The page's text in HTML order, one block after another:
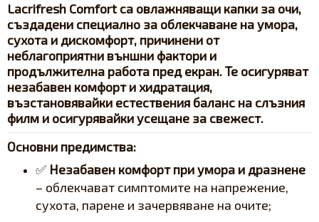
Lacrifresh Comfortса овлажняващи капки за очи,
създадени специално за облекчаване наумора,
сухота и дискомфорт, причинени от
неблагоприятни външни фактори и
продължителна работа пред екран. Те осигуряват
незабавен комфорт и хидратация,
възстановявайки естествения баланс на слъзния
филм и осигурявайки усещане за свежест.
Основни предимства:
✅ Незабавен комфорт при умора и дразнене
– облекчават симптомите на напрежение,
сухота, парене и зачервяване на очите;